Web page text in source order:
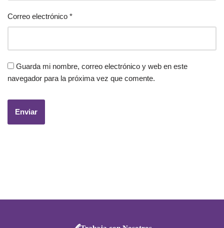
Correo electrónico *
Guarda mi nombre, correo electrónico y web en este
navegador para la próxima vez que comente.